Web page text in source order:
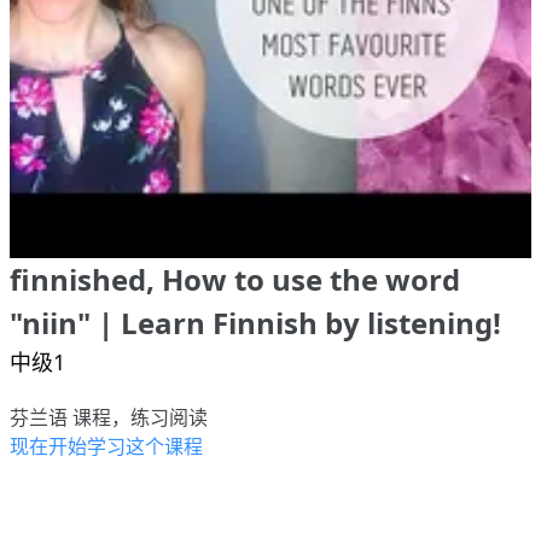
finnished, How to use the word
"niin" | Learn Finnish by listening!
中级1
芬兰语 课程，练习阅读
现在开始学习这个课程